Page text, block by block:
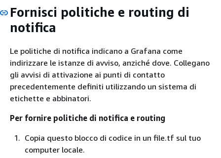
Fornisci politiche e routing di
notifica
Le politiche di notifica indicano a Grafana come
indirizzare le istanze di avviso, anziché dove. Collegano
gli avvisi di attivazione ai punti di contatto
precedentemente definiti utilizzando un sistema di
etichette e abbinatori.
Per fornire politiche di notifica e routing
Copia questo blocco di codice in un file.tf sul tuo
computer locale.